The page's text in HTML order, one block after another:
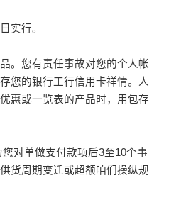
实行。
。您有责任事故对您的个人帐
您的银行工行信用卡祥情。人
惠或一览表的产品时，用包存
对单做支付款项后3至10个事
货周期变迁或超额咱们操纵规